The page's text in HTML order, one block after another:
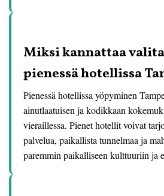
Miksi kannattaa
pienessä hotellissa
Pienessä hotellissa yöpyminen
ainutlaatuisen ja kodikkaan
vieraillessa. Pienet hotellit voivat
palvelua, paikallista tunnelmaa ja
paremmin paikalliseen kulttuuriin ja